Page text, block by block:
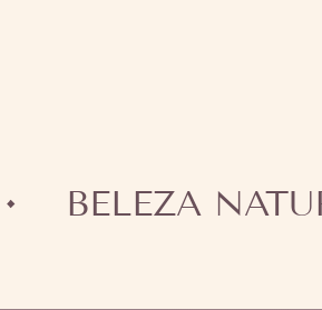
BELEZA NATURAL